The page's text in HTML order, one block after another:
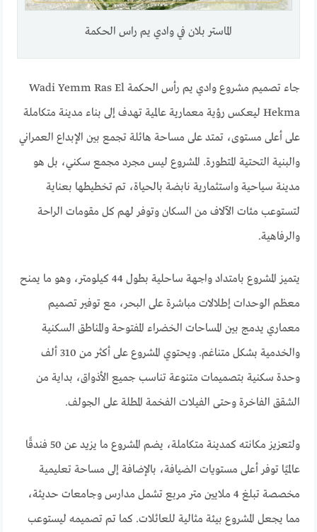
الماستر بلان في وادي يم راس الحكمة
جاء تصميم مشروع وادي يم رأس الحكمة Wadi Yemm Ras El
Hekma ليعكس رؤية معمارية عالمية تهدف إلى بناء مدينة متكاملة
على أعلى مستوى، تمتد على مساحة هائلة تجمع بين الإبداع العمراني
والبنية التحتية المتطورة. المشروع ليس مجرد مجمع سكني، بل هو
مدينة سياحية واستثمارية نابضة بالحياة، تم تخطيطها بعناية
لتستوعب مئات الآلاف من السكان وتوفر لهم كل مقومات الراحة
والرفاهية.
يتميز المشروع بامتداد واجهة ساحلية بطول 44 كيلومتر، وهو ما يمنح
معظم الوحدات إطلالات مباشرة على البحر، مع توفير تصميم
معماري يدمج بين المساحات الخضراء المفتوحة والمناطق السكنية
والخدمية بشكل متناغم. ويحتوي المشروع على أكثر من 310 ألف
وحدة سكنية بتصميمات متنوعة تناسب جميع الأذواق، بداية من
الشقق الفاخرة وحتى الفيلات الفخمة المطلة على الجولف.
ولتعزيز مكانته كمدينة متكاملة، يضم المشروع ما يزيد عن 50 فندقًا
عالميًا توفر أعلى مستويات الضيافة، بالإضافة إلى مساحة تعليمية
مخصصة تبلغ 4 ملايين متر مربع تشمل مدارس وجامعات حديثة،
مما يجعل المشروع بيئة مثالية للعائلات. كما تم تصميمه ليستوعب